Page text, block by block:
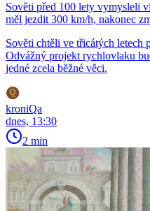
Sověti před 100 lety vymysleli
měl jezdit 300 km/h, nakonec
Sověti chtěli ve třicátých letech
Odvážný projekt rychlovlaku
jedné zcela běžné věci.
kroniQa
dnes, 13:30
2 min